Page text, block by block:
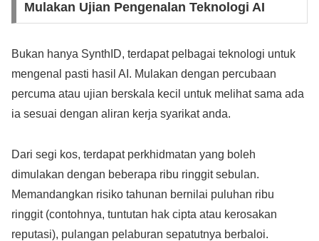
Mulakan Ujian Pengenalan Teknologi AI
Bukan hanya SynthID, terdapat pelbagai teknologi untuk
mengenal pasti hasil AI. Mulakan dengan percubaan
percuma atau ujian berskala kecil untuk melihat sama ada
ia sesuai dengan aliran kerja syarikat anda.
Dari segi kos, terdapat perkhidmatan yang boleh
dimulakan dengan beberapa ribu ringgit sebulan.
Memandangkan risiko tahunan bernilai puluhan ribu
ringgit (contohnya, tuntutan hak cipta atau kerosakan
reputasi), pulangan pelaburan sepatutnya berbaloi.